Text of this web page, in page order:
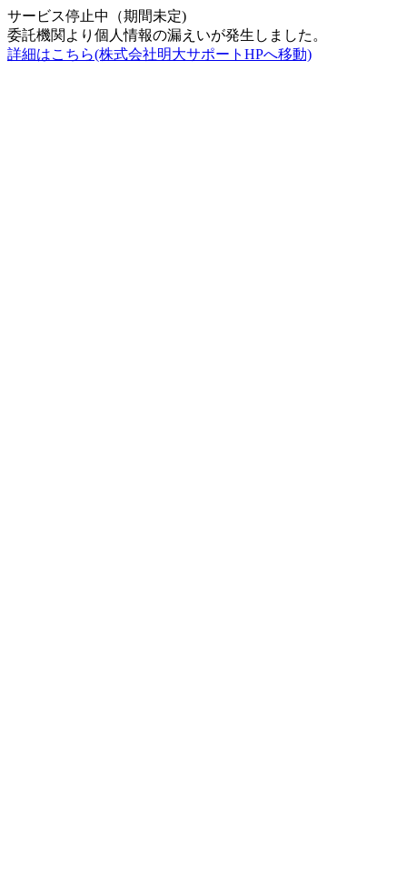
サービス停止中（期間未定)
委託機関より個人情報の漏えいが発生しました。
詳細はこちら(株式会社明大サポートHPへ移動)